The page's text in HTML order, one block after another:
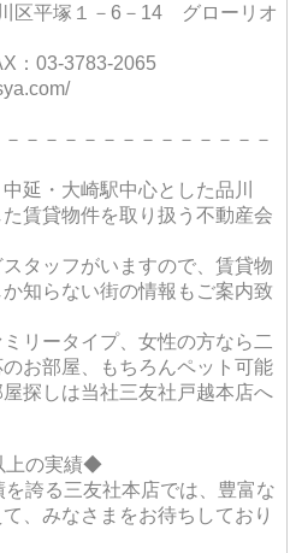
平塚１－6－14 グローリオ
：03-3783-2065
－－－－－－－－－－－－－
延・大崎駅中心とした品川
賃貸物件を取り扱う不動産会
タッフがいますので、賃貸物
知らない街の情報もご案内致
リータイプ、女性の方なら二
お部屋、もちろんペット可能
探しは当社三友社戸越本店へ
上の実績◆
誇る三友社本店では、豊富な
、みなさまをお待ちしており